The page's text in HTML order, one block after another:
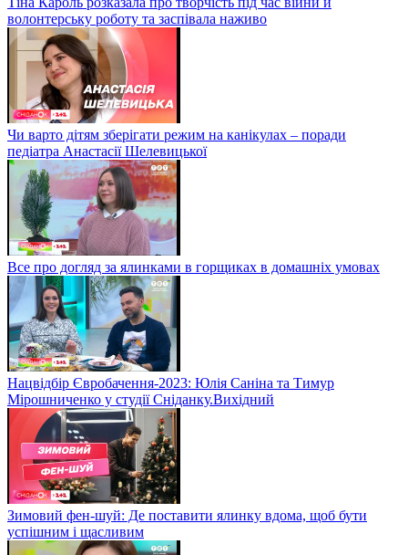
волонтерську роботу та заспівала наживо
Чи варто дітям зберігати режим на канікулах – поради
педіатра Анастасії Шелевицької
Все про догляд за ялинками в горщиках в домашніх умовах
Нацвідбір Євробачення-2023: Юлія Саніна та Тимур
Мірошниченко у студії Сніданку.Вихідний
Зимовий фен-шуй: Де поставити ялинку вдома, щоб бути
успішним і щасливим